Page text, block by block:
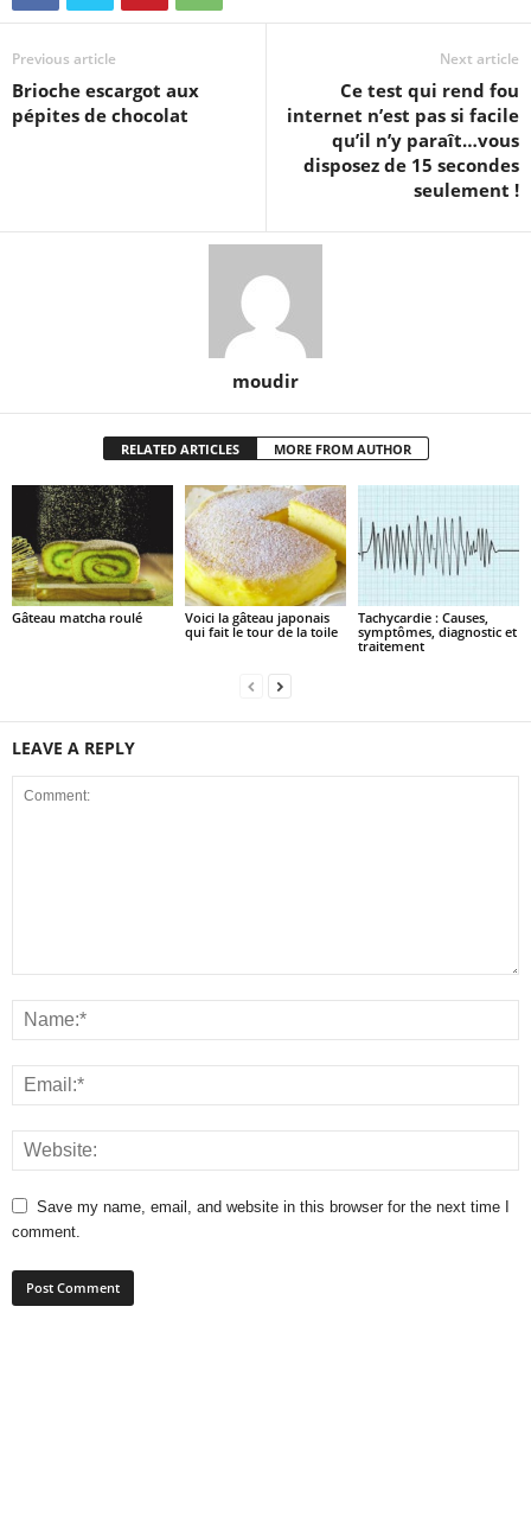
Previous article
Brioche escargot aux
pépites de chocolat
Next article
Ce test qui rend fou
internet n’est pas si facile
qu’il n’y paraît…vous
disposez de 15 secondes
seulement !
moudir
RELATED ARTICLES MORE FROM AUTHOR
Gâteau matcha roulé
Voici la gâteau japonais
qui fait le tour de la toile
Tachycardie : Causes,
symptômes, diagnostic et
traitement
LEAVE A REPLY
Save my name, email, and website in this browser for the next time I
comment.